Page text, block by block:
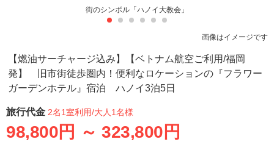
街のシンボル「ハノイ大教会」
画像はイメージです
【燃油サーチャージ込み】【ベトナム航空ご利用/福岡
発】 旧市街徒歩圏内！便利なロケーションの『フラワー
ガーデンホテル』宿泊 ハノイ3泊5日
旅行代金 2名1室利用/大人1名様
98,800円 ～ 323,800円